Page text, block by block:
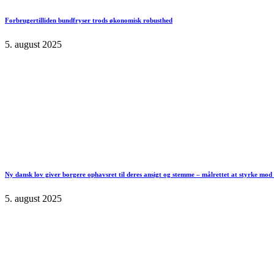
Forbrugertilliden bundfryser trods økonomisk robusthed
5. august 2025
Ny dansk lov giver borgere ophavsret til deres ansigt og stemme – målrettet at styrke
5. august 2025